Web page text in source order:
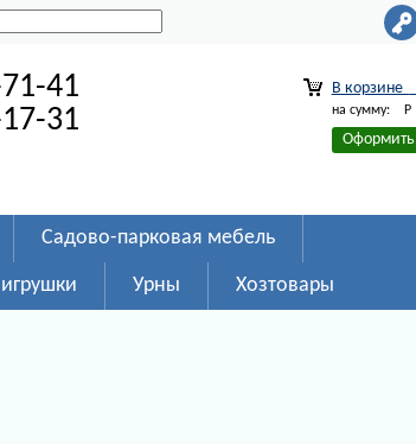
41
31
В корзине
на сумму: Р
Оформить
Садово-парковая мебель
Урны Хозтовары